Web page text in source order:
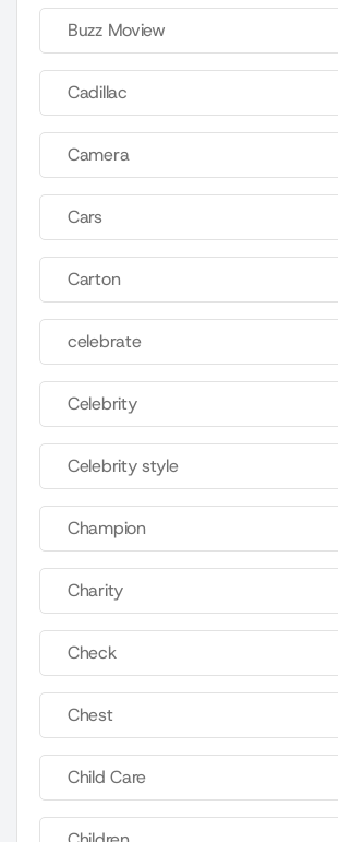
Buzz Moview
Cadillac
Camera
Cars
Carton
celebrate
Celebrity
Celebrity style
Champion
Charity
Check
Chest
Child Care